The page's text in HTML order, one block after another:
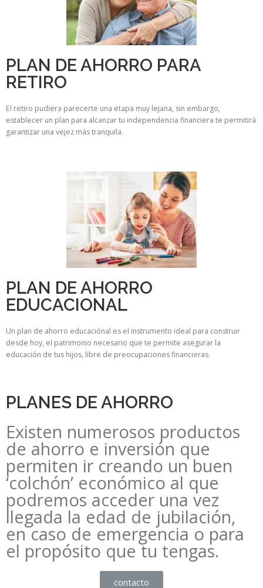
PLAN DE AHORRO PARA
RETIRO
El retiro pudiera parecerte una etapa muy lejana, sin embargo,
establecer un plan para alcanzar tu independencia financiera te permitirá
garantizar una vejez más tranquila.
PLAN DE AHORRO
EDUCACIONAL
Un plan de ahorro educaciónal es el instrumento ideal para construir
desde hoy, el patrimonio necesario que te permite asegurar la
educación de tus hijos, libre de preocupaciones financieras.
PLANES DE AHORRO
Existen numerosos productos
de ahorro e inversión que
permiten ir creando un buen
‘colchón’ económico al que
podremos acceder una vez
llegada la edad de jubilación,
en caso de emergencia o para
el propósito que tu tengas.
contacto